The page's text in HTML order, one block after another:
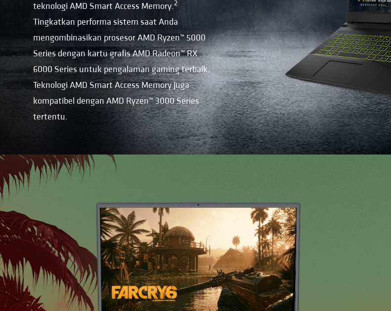
teknologi AMD Smart Access Memory.2
Tingkatkan performa sistem saat Anda
mengombinasikan prosesor AMD Ryzen™ 5000
Series dengan kartu grafis AMD Radeon™ RX
6000 Series untuk pengalaman gaming terbaik.
Teknologi AMD Smart Access Memory juga
kompatibel dengan AMD Ryzen™ 3000 Series
tertentu.